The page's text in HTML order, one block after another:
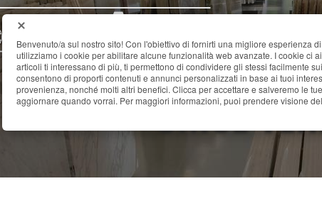
ONICE
Benvenuto/a sul nostro sito! Con l'obiettivo di fornirti una migliore esperienza
utilizziamo i cookie per abilitare alcune funzionalità web avanzate. I cookie ci
articoli ti interessano di più, ti permettono di condividere gli stessi facilmente
consentono di proporti contenuti e annunci personalizzati in base ai tuoi
provenienza, nonché molti altri benefici. Clicca per accettare e salveremo le
aggiornare quando vorrai. Per maggiori informazioni, puoi prendere visione